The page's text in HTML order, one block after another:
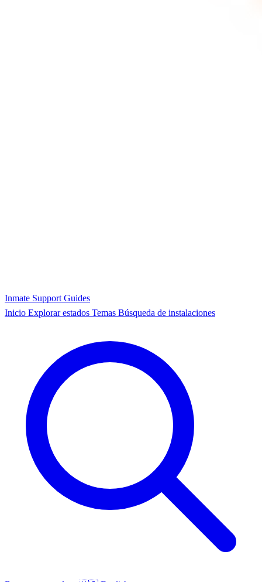
Inmate Support Guides
Inicio Explorar estados Temas Búsqueda de instalaciones